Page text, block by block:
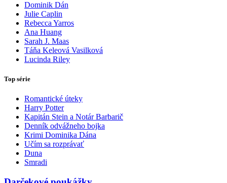
Dominik Dán
Julie Caplin
Rebecca Yarros
Ana Huang
Sarah J. Maas
Táňa Keleová Vasilková
Lucinda Riley
Top série
Romantické úteky
Harry Potter
Kapitán Stein a Notár Barbarič
Denník odvážneho bojka
Krimi Dominika Dána
Učím sa rozprávať
Duna
Smradi